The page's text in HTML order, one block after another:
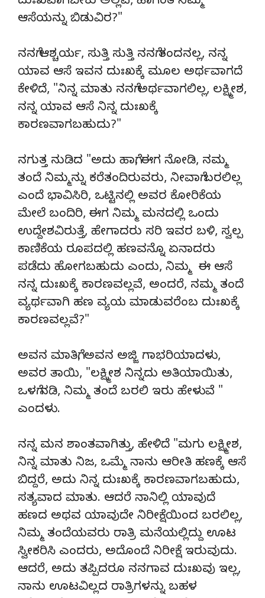
ಆಸೆಯನ್ನು ಬಿಡುವಿರ?"
ನನಗೆ ಆಶ್ಚರ್ಯ, ಸುತ್ತಿ ಸುತ್ತಿ ನನಗೆ ತಂದನಲ್ಲ, ನನ್ನ
ಯಾವ ಆಸೆ ಇವನ ದುಃಖಕ್ಕೆ ಮೂಲ ಅರ್ಥವಾಗದೆ
ಕೇಳಿದೆ, "ನಿನ್ನ ಮಾತು ನನಗೆ ಅರ್ಥವಾಗಲಿಲ್ಲ, ಲಕ್ಷ್ಮೀಶ,
ನನ್ನ ಯಾವ ಆಸೆ ನಿನ್ನ ದುಃಖಕ್ಕೆ
ಕಾರಣವಾಗಬಹುದು?"
ನಗುತ್ತ ನುಡಿದ "ಅದು ಹಾಗೆ, ಈಗ ನೋಡಿ, ನಮ್ಮ
ತಂದೆ ನಿಮ್ಮನ್ನು ಕರೆತಂದಿರುವರು, ನೀವಾಗೆ ಬರಲಿಲ್ಲ
ಎಂದೆ ಭಾವಿಸಿರಿ, ಒಟ್ಟಿನಲ್ಲಿ ಅವರ ಕೋರಿಕೆಯ
ಮೇಲೆ ಬಂದಿರಿ, ಈಗ ನಿಮ್ಮ ಮನದಲ್ಲಿ ಒಂದು
ಉದ್ದೇಶವಿರುತ್ತೆ, ಹೇಗಾದರು ಸರಿ ಇವರ ಬಳಿ, ಸ್ವಲ್ಪ
ಕಾಣಿಕೆಯ ರೂಪದಲ್ಲಿ ಹಣವನ್ನೊ ಏನಾದರು
ಪಡೆದು ಹೋಗಬಹುದು ಎಂದು, ನಿಮ್ಮ ಈ ಆಸೆ
ನನ್ನ ದುಃಖಕ್ಕೆ ಕಾರಣವಲ್ಲವೆ, ಅಂದರೆ, ನಮ್ಮ ತಂದೆ
ವ್ಯರ್ಥವಾಗಿ ಹಣ ವ್ಯಯ ಮಾಡುವರೆಂಬ ದುಃಖಕ್ಕೆ
ಕಾರಣವಲ್ಲವೆ?"
ಅವನ ಮಾತಿಗೆ, ಅವನ ಅಜ್ಜಿ ಗಾಭರಿಯಾದಳು,
ಅವರ ತಾಯಿ, "ಲಕ್ಷ್ಮೀಶ ನಿನ್ನದು ಅತಿಯಾಯಿತು,
ಒಳಗೆ ನಡಿ, ನಿಮ್ಮ ತಂದೆ ಬರಲಿ ಇರು ಹೇಳುವೆ "
ಎಂದಳು.
ನನ್ನ ಮನ ಶಾಂತವಾಗಿತ್ತು, ಹೇಳಿದೆ "ಮಗು ಲಕ್ಷ್ಮೀಶ,
ನಿನ್ನ ಮಾತು ನಿಜ, ಒಮ್ಮೆ ನಾನು ಆರೀತಿ ಹಣಕ್ಕೆ ಆಸೆ
ಬಿದ್ದರೆ, ಅದು ನಿನ್ನ ದುಃಖಕ್ಕೆ ಕಾರಣವಾಗಬಹುದು,
ಸತ್ಯವಾದ ಮಾತು. ಆದರೆ ನಾನಿಲ್ಲಿ ಯಾವುದೆ
ಹಣದ ಅಥವ ಯಾವುದೇ ನಿರೀಕ್ಷೆಯಿಂದ ಬರಲಿಲ್ಲ,
ನಿಮ್ಮ ತಂದೆಯವರು ರಾತ್ರಿ ಮನೆಯಲ್ಲಿದ್ದು ಊಟ
ಸ್ವೀಕರಿಸಿ ಎಂದರು, ಅದೊಂದೆ ನಿರೀಕ್ಷೆ ಇರುವುದು.
ಆದರೆ, ಅದು ತಪ್ಪಿದರೂ ನನಗಾವ ದುಃಖವು ಇಲ್ಲ,
ನಾನು ಊಟವಿಲ್ಲದ ರಾತ್ರಿಗಳನ್ನು ಬಹಳ